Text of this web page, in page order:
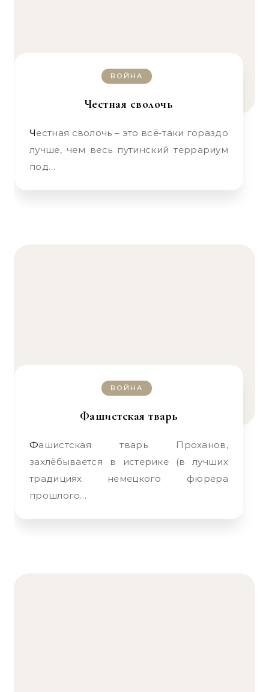
ВОЙНА
Честная сволочь
Честная сволочь – это всё-таки гораздо
лучше, чем весь путинский террариум
под…
ВОЙНА
Фашистская тварь
Фашистская тварь Проханов,
захлёбывается в истерике (в лучших
традициях немецкого фюрера
прошлого…